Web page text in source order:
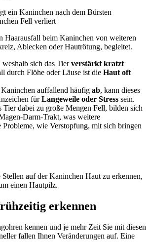
Haarausfall beim Kaninchen von weiteren
Ablecken oder Hautrötung, begleitet.
sich das Tierverstärkt kratzt
durch Flöhe oder Läuse ist die Haut oft
Kaninchen auffallend häufig ab, kann dieses
fürLangeweile oder Stress sein.
Tier dabei zu große Mengen Fell, bilden sich
Darm-Trakt, was weitere
Probleme, wie Verstopfung, mit sich bringen
auf der Kaninchen Haut zu erkennen,
einen Hautpilz.
erkennen
kennen und je mehr Zeit Sie mit diesen
fallen Ihnen Veränderungen auf. Eine